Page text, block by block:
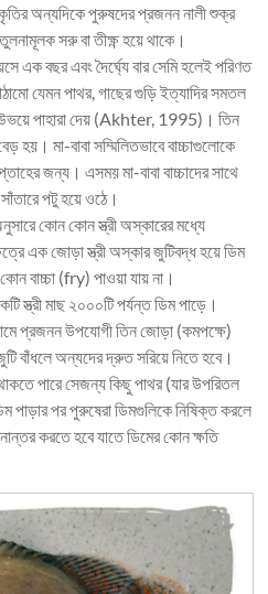
অন্যদিকে পুরুষদের প্রজনন নালী শুক্র
সরু বা তীক্ষ্ণ হয়ে থাকে।
বছর এবং দৈর্ঘ্যে বার সেমি হলেই পরিণত
যেমন পাথর, গাছের গুড়ি ইত্যাদির সমতল
উভয়ে পাহারা দেয় (Akhter, 1995)। তিন
হয়। মা-বাবা সম্মিলিতভাবে বাচ্চাগুলোকে
জন্য। এসময় মা-বাবা বাচ্চাদের সাথে
সাঁতারে পটু হয়ে ওঠে।
কোন কোন স্ত্রী অস্কারের মধ্যে
এক জোড়া স্ত্রী অস্কার জুটিবদ্ধ হয়ে ডিম
বাচ্চা (fry) পাওয়া যায় না।
মাছ ২০০০টি পর্যন্ত ডিম পাড়ে।
প্রজনন উপযোগী তিন জোড়া (কমপক্ষে)
বাঁধলে অন্যদের দ্রুত সরিয়ে নিতে হবে।
পারে সেজন্য কিছু পাথর (যার উপরিতল
পাড়ার পর পুরুষেরা ডিমগুলিকে নিষিক্ত করলে
করতে হবে যাতে ডিমের কোন ক্ষতি